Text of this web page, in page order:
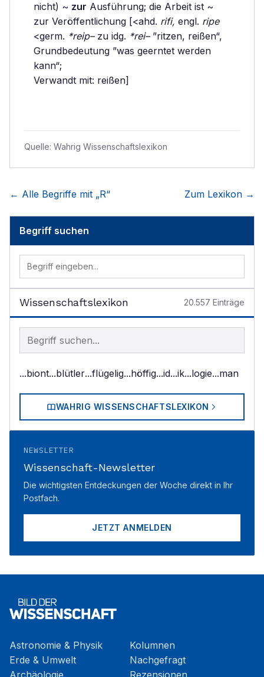
nicht) ~ zur Ausführung; die Arbeit ist ~
zur Veröffentlichung [<ahd. rifi, engl. ripe
<germ. *reip–zu idg. *rei–”ritzen, reißen“,
Grundbedeutung ”was geerntet werden
kann“;
Verwandt mit: reißen]
Quelle: Wahrig Wissenschaftslexikon
← Alle Begriffe mit „R“ Zum Lexikon →
Begriff suchen
Wissenschaftslexikon 20.557 Einträge
Begriff im Lexikon suchen
...biont...blütler...flügelig...höffig...id...ik...logie...man
WAHRIG WISSENSCHAFTSLEXIKON
NEWSLETTER
Wissenschaft-Newsletter
Die wichtigsten Entdeckungen der Woche direkt in Ihr
Postfach.
JETZT ANMELDEN
Astronomie & Physik
Erde & Umwelt
Archäologie
Kolumnen
Nachgefragt
Rezensionen